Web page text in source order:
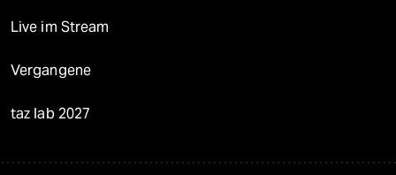
Live im Stream
Vergangene
taz lab 2027